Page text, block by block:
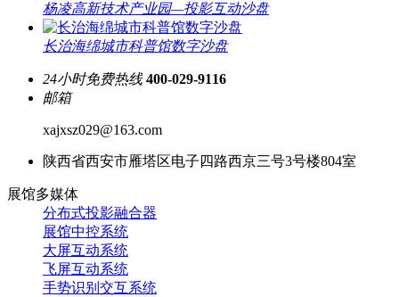
杨凌高新技术产业园—投影互动沙盘
长治海绵城市科普馆数字沙盘
24小时免费热线 400-029-9116
邮箱
xajxsz029@163.com
陕西省西安市雁塔区电子四路西京三号3号楼804室
展馆多媒体
分布式投影融合器
展馆中控系统
大屏互动系统
飞屏互动系统
手势识别交互系统